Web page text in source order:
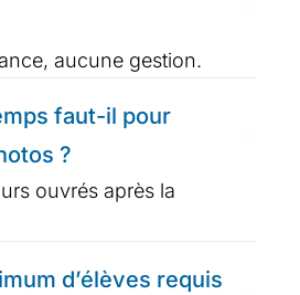
aucune gestion.
faut-il pour
?
ouvrés après la
d’élèves requis